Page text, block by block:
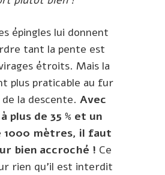
épingles lui donnent
tant la pente est
étroits. Mais la
plus praticable au fur
la descente. Avec
plus de 35 % et un
1000 mètres, il faut
bien accroché ! Ce
rien qu’il est interdit